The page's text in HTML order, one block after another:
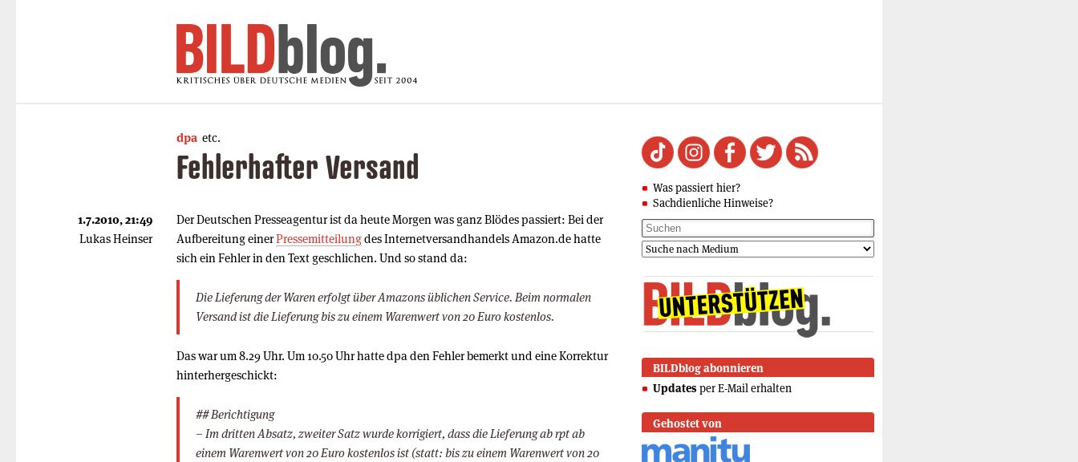
dpa etc.
Fehlerhafter Versand
Der Deutschen Presseagentur ist da heute Morgen was ganz Blödes passiert: Bei der
Aufbereitung einerPressemitteilungdes Internetversandhandels Amazon.de hatte
sich ein Fehler in den Text geschlichen. Und so stand da:
Die Lieferung der Waren erfolgt über Amazons üblichen Service. Beim normalen
Versand ist die Lieferung bis zu einem Warenwert von 20 Euro kostenlos.
Das war um 8.29 Uhr. Um 10.50 Uhr hatte dpa den Fehler bemerkt und eine Korrektur
hinterhergeschickt:
## Berichtigung
– Im dritten Absatz, zweiter Satz wurde korrigiert, dass die Lieferung ab rpt ab
einem Warenwert von 20 Euro kostenlos ist (statt: bis zu einem Warenwert von 20
1.7.2010, 21:49
Lukas Heinser
Was passiert hier?
Sachdienliche Hinweise?
BILDblog abonnieren
Updates per E-Mail erhalten
Gehostet von